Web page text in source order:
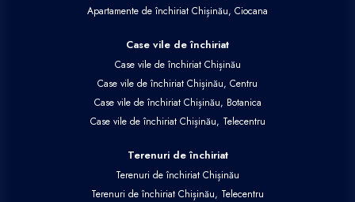
Apartamente de închiriat Chișinău, Ciocana
Case vile de închiriat
Case vile de închiriat Chișinău
Case vile de închiriat Chișinău, Centru
Case vile de închiriat Chișinău, Botanica
Case vile de închiriat Chișinău, Telecentru
Terenuri de închiriat
Terenuri de închiriat Chișinău
Terenuri de închiriat Chișinău, Telecentru